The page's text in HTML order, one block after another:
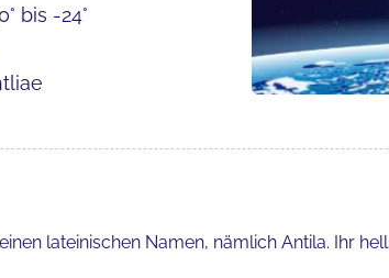
bis -24°
lateinischen Namen, nämlich Antila. Ihr